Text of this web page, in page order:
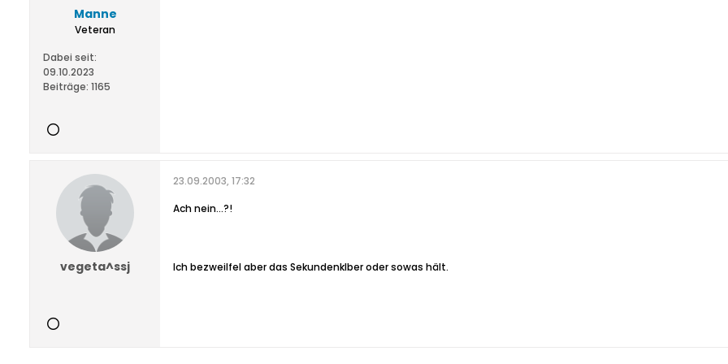
Manne
Veteran
Dabei seit:
09.10.2023
Beiträge: 1165
vegeta^ssj
23.09.2003, 17:32
Ach nein...?!
Ich bezweilfel aber das Sekundenklber oder sowas hält.